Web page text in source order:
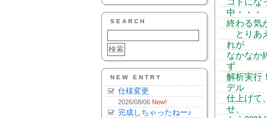
SEARCH
NEW ENTRY
仕様変更
2026/08/06 New!
完成しちゃったねー♪
中・・・
終わる気
とりあ
れが
なかなか
ず
解析実行
デル
仕上げて
せ、